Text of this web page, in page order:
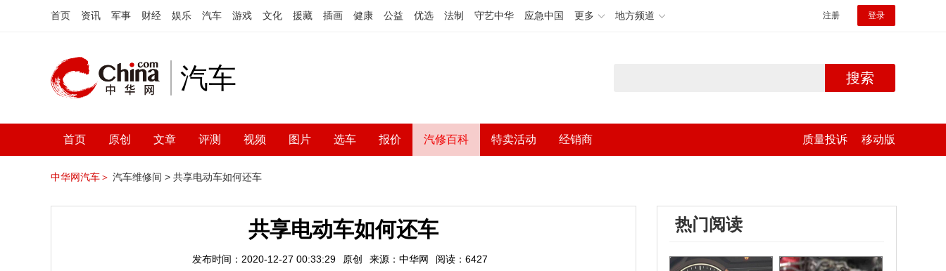
首页 资讯 军事 财经 娱乐 汽车 游戏 文化 援藏 插画 健康 公益 优选 法制 守艺中华 应急中国 更多 地方频道 注册 登录
汽车 搜索
首页 原创 文章 评测 视频 图片 选车 报价 汽修百科 特卖活动 经销商 质量投诉 移动版
中华网汽车＞ 汽车维修间 > 共享电动车如何还车
共享电动车如何还车
发布时间：2020-12-27 00:33:29 原创 来源：中华网 阅读：6427
热门阅读